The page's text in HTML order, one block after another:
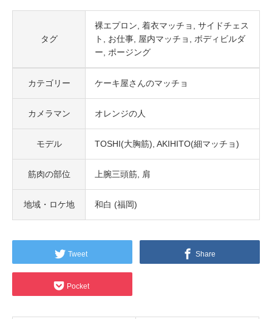
タグ
裸エプロン 着衣マッチョ
サイドチェス
ト
お仕事 屋内マッチョ
ボディビルダ
ー
ポージング
カテゴリー ケーキ屋さんのマッチョ
カメラマン オレンジの人
モデル TOSHI(大胸筋) AKIHITO(細マッチョ)
筋肉の部位 上腕三頭筋 肩
地域・ロケ地 和白 (福岡)
Tweet Share
Pocket